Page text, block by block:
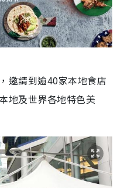
邀請到逾40家本地食店
地及世界各地特色美